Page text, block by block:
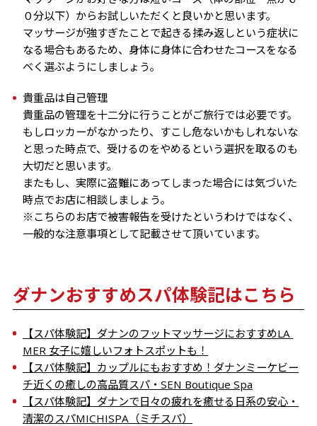
マッサージが強すぎたことで起きる揉み返しという症状に
なる場合もあるため、身体に身体に合わせたコースをなる
べく選ぶようにしましょう。
もしロッカーがなかったり、すこし危ないかもしれないな
と思った時点で、受けるのをやめるという選択を取るのも
またもし、実際に盗難にあってしまった場合には気づいた
※こちらのお店で被害報告を受けたというわけではなく、
一般的な注意事項として記載させて頂いています。
ダナンおすすめスパ体験記はこちら
【スパ体験記】ダナンのフットマッサージにおすすめLA
MER 女子に嬉しいフォトスポットも！
【スパ体験記】カップルにもおすすめ！ダナンミーケビー
チ近くの癒しの高品質スパ・SEN Boutique Spa
【スパ体験記】ダナンで日々の疲れを癒せる日系の安心・
清潔のスパMICHISPA（ミチスパ）